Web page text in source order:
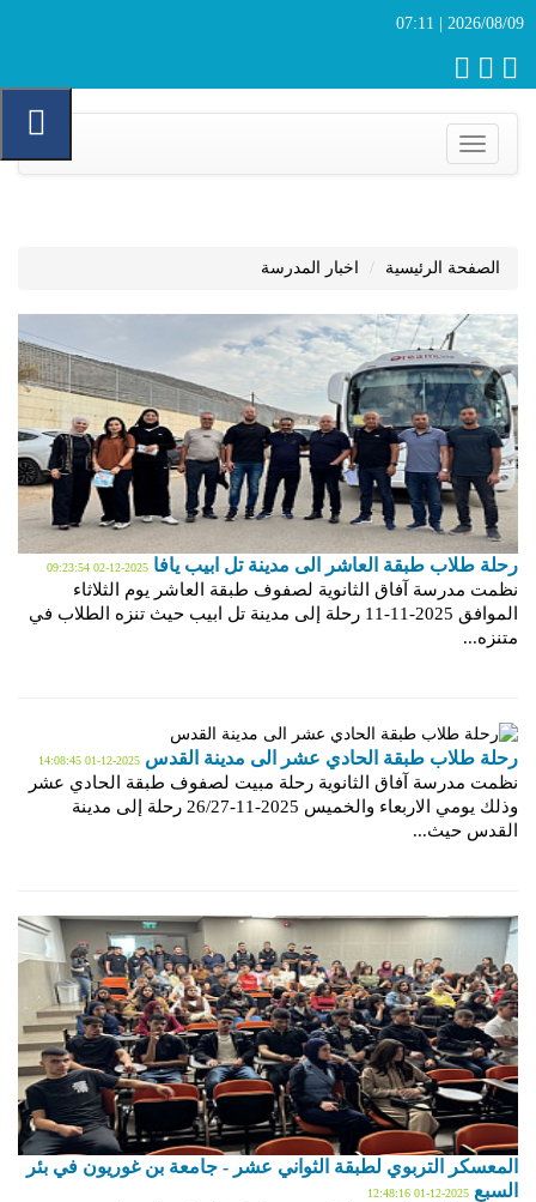
2026/08/09 | 07:11
Toggle
navigation
الصفحة الرئيسية اخبار المدرسة
رحلة طلاب طبقة العاشر الى مدينة تل ابيب يافا 2025-12-02 09:23:54
نظمت مدرسة آفاق الثانوية لصفوف طبقة العاشر يوم الثلاثاء
الموافق 2025-11-11 رحلة إلى مدينة تل ابيب حيث تنزه الطلاب في
متنزه...
رحلة طلاب طبقة الحادي عشر الى مدينة القدس 2025-12-01 14:08:45
نظمت مدرسة آفاق الثانوية رحلة مبيت لصفوف طبقة الحادي عشر
وذلك يومي الاربعاء والخميس 2025-11-26/27 رحلة إلى مدينة
القدس حيث...
المعسكر التربوي لطبقة الثواني عشر - جامعة بن غوريون في بئر
السبع 2025-12-01 12:48:16